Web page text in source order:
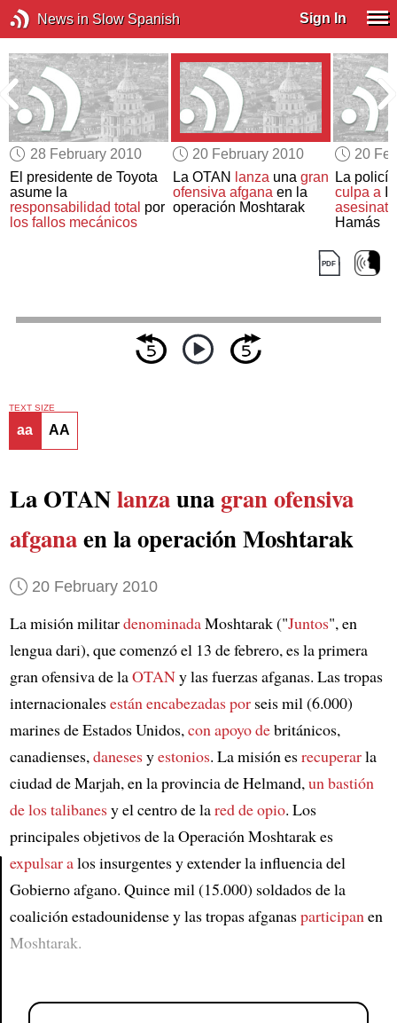
News in Slow Spanish Sign In
28 February 2010
El presidente de Toyota
asume la
responsabilidad total por
los fallos mecánicos
20 February 2010
La OTAN
lanzauna gran
ofensiva afganaen la
operación Moshtarak
20
La
culpa a
Hamás
Article
TEXT SIZE
aa AA
La OTANlanzauna gran ofensiva
afganaen la operación Moshtarak
20 February 2010
La misión militardenominadaMoshtarak ("Juntos", en
lengua dari), que comenzó el 13 de febrero, es la primera
gran ofensiva de laOTANy las fuerzas afganas. Las tropas
internacionalesestán encabezadas porseis mil (6.000)
marines de Estados Unidos,con apoyo debritánicos,
canadienses,danesesyestonios. La misión esrecuperarla
ciudad de Marjah, en la provincia de Helmand,un bastión
de los talibanesy el centro de lared de opio. Los
principales objetivos de la Operación Moshtarak es
expulsar alos insurgentes y extender la influencia del
Gobierno afgano. Quince mil (15.000) soldados de la
coalición estadounidense y las tropas afganasparticipanen
Moshtarak.